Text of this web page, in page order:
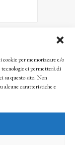
per memorizzare e/o
tecnologie ci permetterà di
su questo sito. Non
alcune caratteristiche e
saranno trattate